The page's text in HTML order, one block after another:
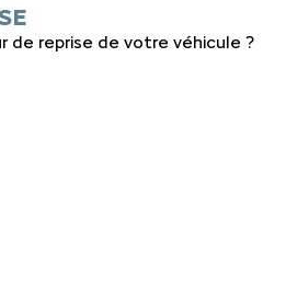
de reprise de votre véhicule ?